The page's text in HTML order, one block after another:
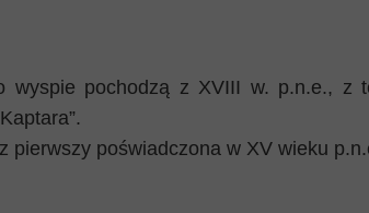
wyspie pochodzą z XVIII w. p.n.e., z
pierwszy poświadczona w XV wieku